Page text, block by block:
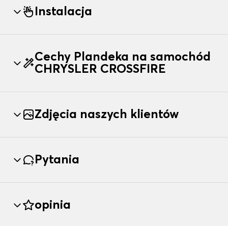
Instalacja
Cechy Plandeka na samochód
CHRYSLER CROSSFIRE
Zdjęcia naszych klientów
Pytania
opinia